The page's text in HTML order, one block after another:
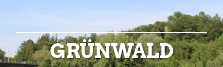
GRÜNWALD